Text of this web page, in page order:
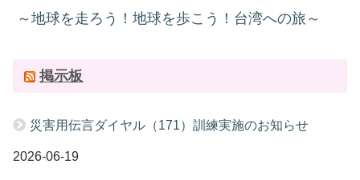
～地球を走ろう！地球を歩こう！台湾への旅～
掲示板
災害用伝言ダイヤル（171）訓練実施のお知らせ
2026-06-19